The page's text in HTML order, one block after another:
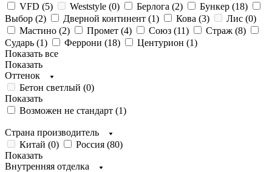
VFD (5) Weststyle (0) Берлога (2) Бункер (18)
Выбор (2) Дверной континент (1) Кова (3) Лис (0)
Мастино (2) Промет (4) Союз (11) Страж (8)
Сударь (1) Феррони (18) Центурион (1)
Показать все
Показать
Оттенок
Бетон светлый (0)
Показать
Возможен не стандарт (1)
Страна производитель
Китай (0) Россия (80)
Показать
Внутренняя отделка